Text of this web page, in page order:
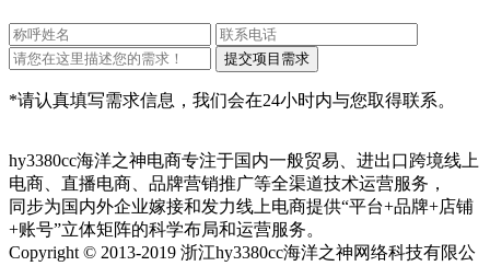
*请认真填写需求信息，我们会在24小时内与您取得联系。
hy3380cc海洋之神电商专注于国内一般贸易、进出口跨境线上
电商、直播电商、品牌营销推广等全渠道技术运营服务，
同步为国内外企业嫁接和发力线上电商提供“平台+品牌+店铺
+账号”立体矩阵的科学布局和运营服务。
Copyright © 2013-2019 浙江hy3380cc海洋之神网络科技有限公